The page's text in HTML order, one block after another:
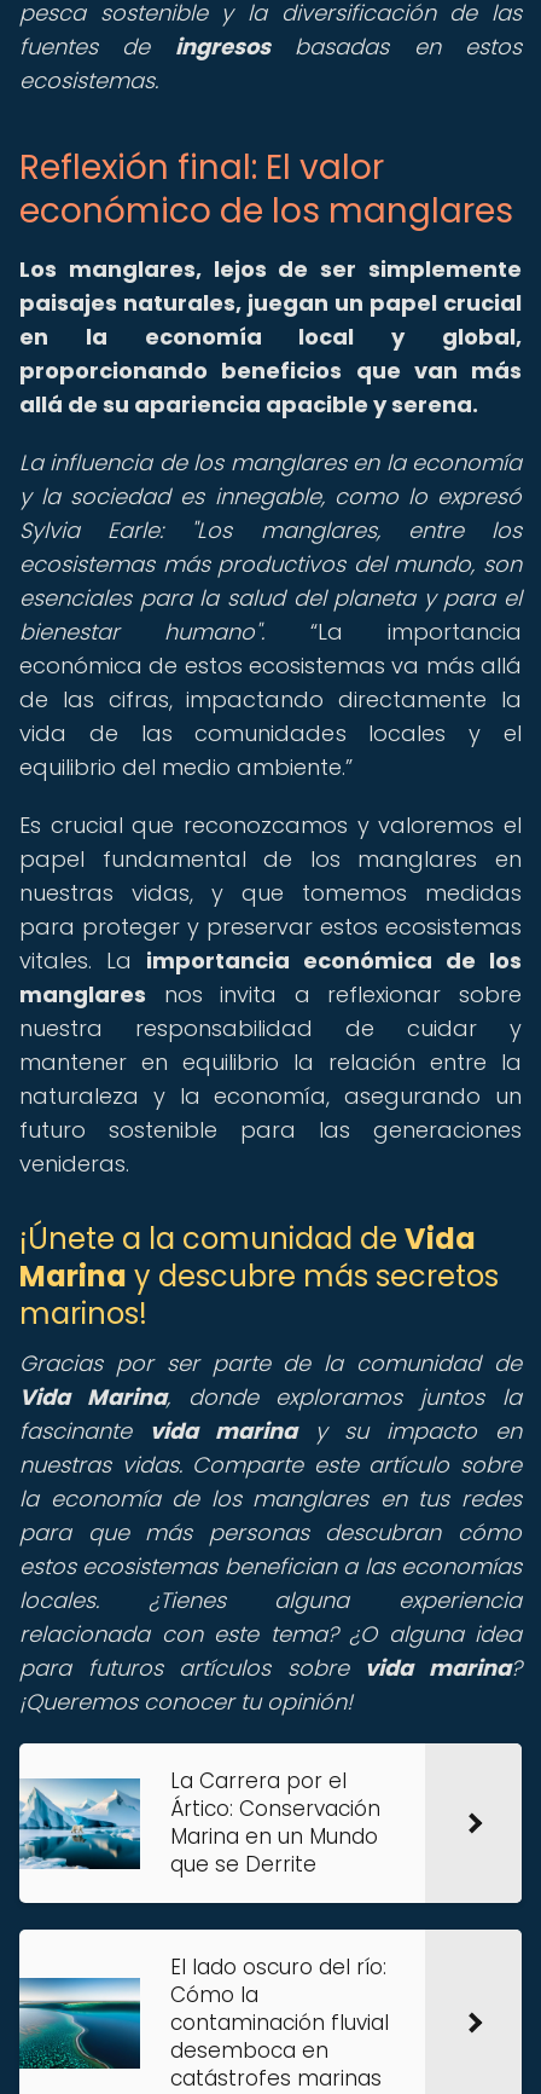
pesca sostenible y la diversificación de las
fuentes de ingresosbasadas en estos
ecosistemas.
Reflexión final: El valor
económico de los manglares
Los manglares, lejos de ser simplemente
paisajes naturales, juegan un papel crucial
en la economía local y global,
proporcionando beneficios que van más
allá de su apariencia apacible y serena.
La influencia de los manglares en la economía
y la sociedad es innegable, como lo expresó
Sylvia Earle: "Los manglares, entre los
ecosistemas más productivos del mundo, son
esenciales para la salud del planeta y para el
bienestar humano".
La importancia
económica de estos ecosistemas va más allá
de las cifras, impactando directamente la
vida de las comunidades locales y el
equilibrio del medio ambiente.
Es crucial que reconozcamos y valoremos el
papel fundamental de los manglares en
nuestras vidas, y que tomemos medidas
para proteger y preservar estos ecosistemas
vitales. La importancia económica de los
manglares nos invita a reflexionar sobre
nuestra responsabilidad de cuidar y
mantener en equilibrio la relación entre la
naturaleza y la economía, asegurando un
futuro sostenible para las generaciones
venideras.
¡Únete a la comunidad de Vida
Marina y descubre más secretos
marinos!
Gracias por ser parte de la comunidad de
Vida Marina, donde exploramos juntos la
fascinante vida marinay su impacto en
nuestras vidas. Comparte este artículo sobre
la economía de los manglares en tus redes
para que más personas descubran cómo
estos ecosistemas benefician a las economías
locales. ¿Tienes alguna experiencia
relacionada con este tema? ¿O alguna idea
para futuros artículos sobre vida marina?
¡Queremos conocer tu opinión!
La Carrera por el
Ártico: Conservación
Marina en un Mundo
que se Derrite
El lado oscuro del río:
Cómo la
contaminación fluvial
desemboca en
catástrofes marinas